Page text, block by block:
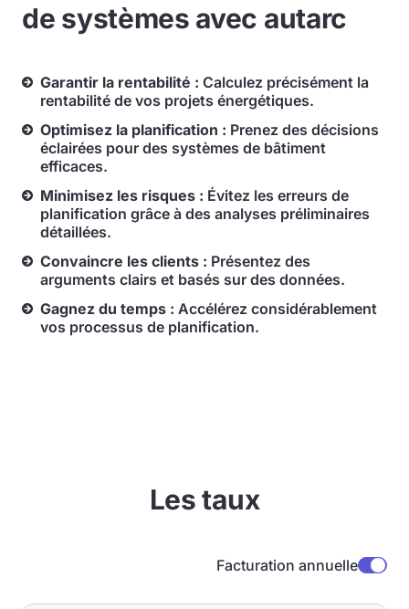
de systèmes avec autarc
Garantir la rentabilité : Calculez précisément la
rentabilité de vos projets énergétiques.
Optimisez la planification : Prenez des décisions
éclairées pour des systèmes de bâtiment
efficaces.
Minimisez les risques : Évitez les erreurs de
planification grâce à des analyses préliminaires
détaillées.
Convaincre les clients : Présentez des
arguments clairs et basés sur des données.
Gagnez du temps : Accélérez considérablement
vos processus de planification.
Les taux
Facturation annuelle